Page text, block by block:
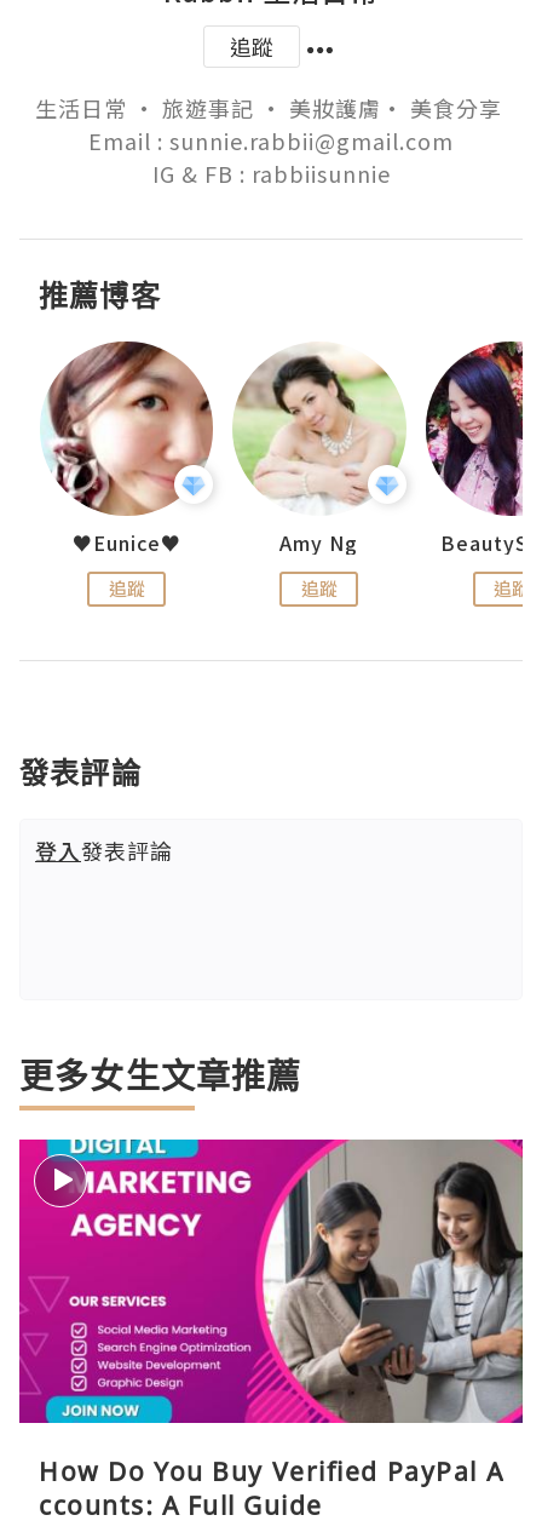
追蹤
生活日常 • 旅遊事記 • 美妝護膚• 美食分享
Email : sunnie.rabbii@gmail.com
IG & FB : rabbiisunnie
推薦博客
♥Eunice♥
追蹤
Amy Ng
追蹤 追蹤
發表評論
登入發表評論
更多女生文章推薦
How Do You Buy Verified PayPal A
ccounts: A Full Guide